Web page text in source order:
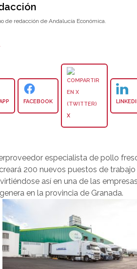
de redacción de Andalucía Económica.
FACEBOOK
X
especialista de pollo
200 nuevos puestos de trabajo
así en una de las
en la provincia de Granada.